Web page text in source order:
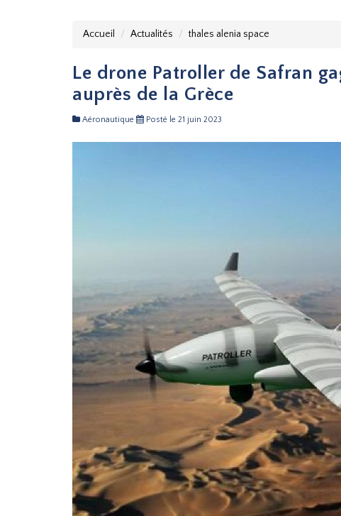
Accueil Actualités thales alenia space
Le drone Patroller de Safran
auprès de la Grèce
Aéronautique Posté le 21 juin 2023